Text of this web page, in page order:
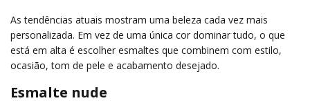
As tendências atuais mostram uma beleza cada vez mais
personalizada. Em vez de uma única cor dominar tudo, o que
está em alta é escolher esmaltes que combinem com estilo,
ocasião, tom de pele e acabamento desejado.
Esmalte nude